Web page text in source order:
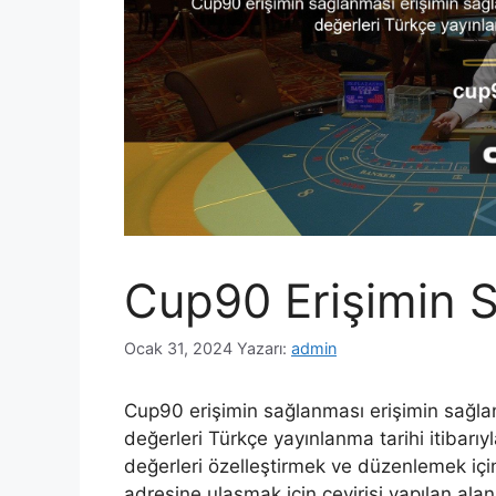
Cup90 Erişimin
Ocak 31, 2024 Yazarı: admin
Cup90 erişimin sağlanması erişimin
değerleri Türkçe yayınlanma tarihi
değerleri özelleştirmek ve düzenlemek